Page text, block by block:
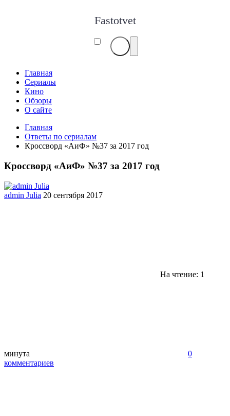
Fastotvet
Главная
Сериалы
Кино
Обзоры
О сайте
Главная
Ответы по сериалам
Кроссворд «АиФ» №37 за 2017 год
Кроссворд «АиФ» №37 за 2017 год
admin Julia 20 сентября 2017
На чтение: 1
минута
0
комментариев